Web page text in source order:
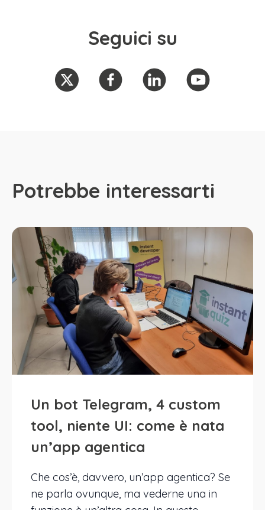
Seguici su
Potrebbe interessarti
Un bot Telegram, 4 custom
tool, niente UI: come è nata
un’app agentica
Che cos’è, davvero, un’app agentica? Se
ne parla ovunque, ma vederne una in